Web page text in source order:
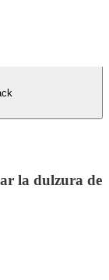
la dulzura de